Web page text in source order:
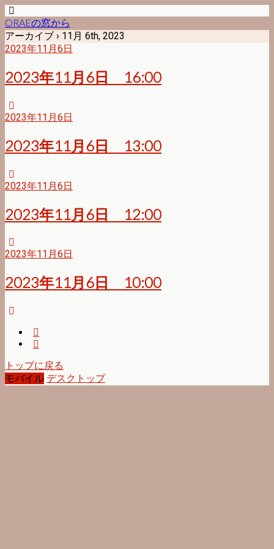
ORAEの窓から
アーカイブ › 11月 6th, 2023
2023年11月6日
2023年11月6日 16:00
2023年11月6日
2023年11月6日 13:00
2023年11月6日
2023年11月6日 12:00
2023年11月6日
2023年11月6日 10:00
トップに戻る
モバイル デスクトップ